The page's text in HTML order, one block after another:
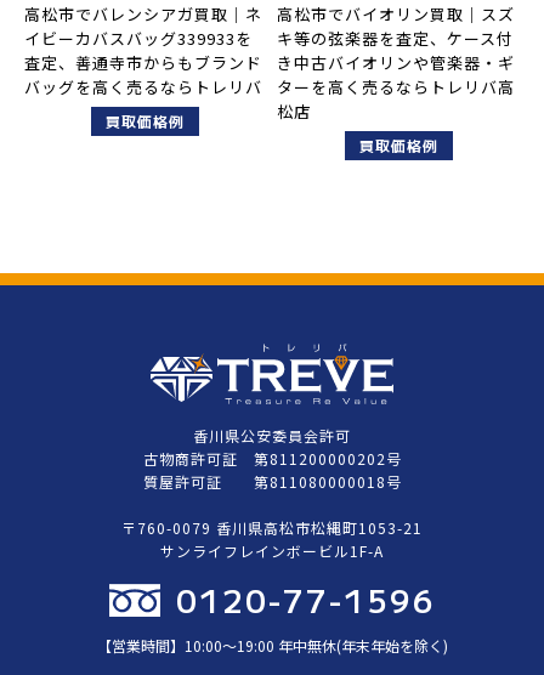
高松市でバレンシアガ買取｜ネ
イビーカバスバッグ339933を
査定、善通寺市からもブランド
バッグを高く売るならトレリバ
買取価格例
高松市でバイオリン買取｜スズ
キ等の弦楽器を査定、ケース付
き中古バイオリンや管楽器・ギ
ターを高く売るならトレリバ高
松店
買取価格例
香川県公安委員会許可
古物商許可証 第811200000202号
質屋許可証 第811080000018号
〒760-0079 香川県高松市松縄町1053-21
サンライフレインボービル1F-A
0120-77-1596
【営業時間】10:00〜19:00 年中無休(年末年始を除く)